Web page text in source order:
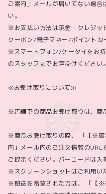
ご案内」メールが届いてない場
い。
※お支払い方法は現金・クレジッ
クーポン/電子マネー/ポイントカ
※スマートフォン/ケータイをお
のスタッフまでお声掛けください。
≪お受け取りについて≫
※店舗での商品お受け取りは、商
※商品お受け取りの際、 「【※
内」メール内のご注文情報の
ご提示ください。バーコードは入
※スクリーンショットはご利用い
※配送を希望された方は、 「【